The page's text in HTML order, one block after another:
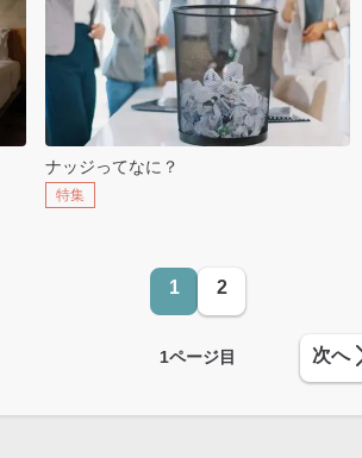
ナッジってなに？
特集
1 2
1ページ目 次へ